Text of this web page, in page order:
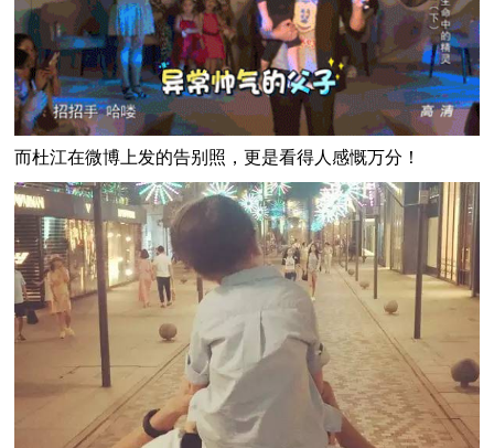
而杜江在微博上发的告别照，更是看得人感慨万分！